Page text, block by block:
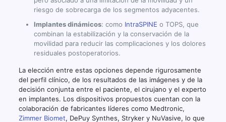
riesgo de sobrecarga de los segmentos adyacentes.
Implantes dinámicos: como IntraSPINE o TOPS, que
combinan la estabilización y la conservación de la
movilidad para reducir las complicaciones y los dolores
residuales postoperatorios.
La elección entre estas opciones depende rigurosamente
del perfil clínico, de los resultados de las imágenes y de la
decisión conjunta entre el paciente, el cirujano y el experto
en implantes. Los dispositivos propuestos cuentan con la
colaboración de fabricantes líderes como Medtronic,
Zimmer Biomet, DePuy Synthes, Stryker y NuVasive, lo que